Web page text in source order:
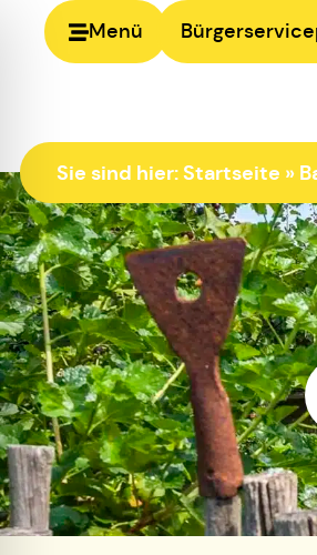
Menü
Sie sind hier:Startseite »